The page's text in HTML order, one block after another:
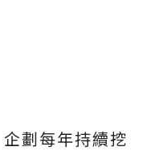
劃每年持續挖